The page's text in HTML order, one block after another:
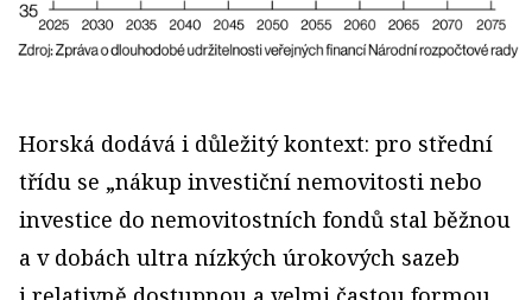
Horská dodává i důležitý kontext: pro střední
třídu se „nákup investiční nemovitosti nebo
investice do nemovitostních fondů stal běžnou
a v dobách ultra nízkých úrokových sazeb